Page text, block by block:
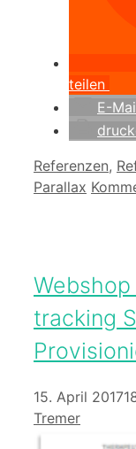
teilen
E-
Kategorien
Referenzen,
Parallax
tracking
15. April 2017
Tremer